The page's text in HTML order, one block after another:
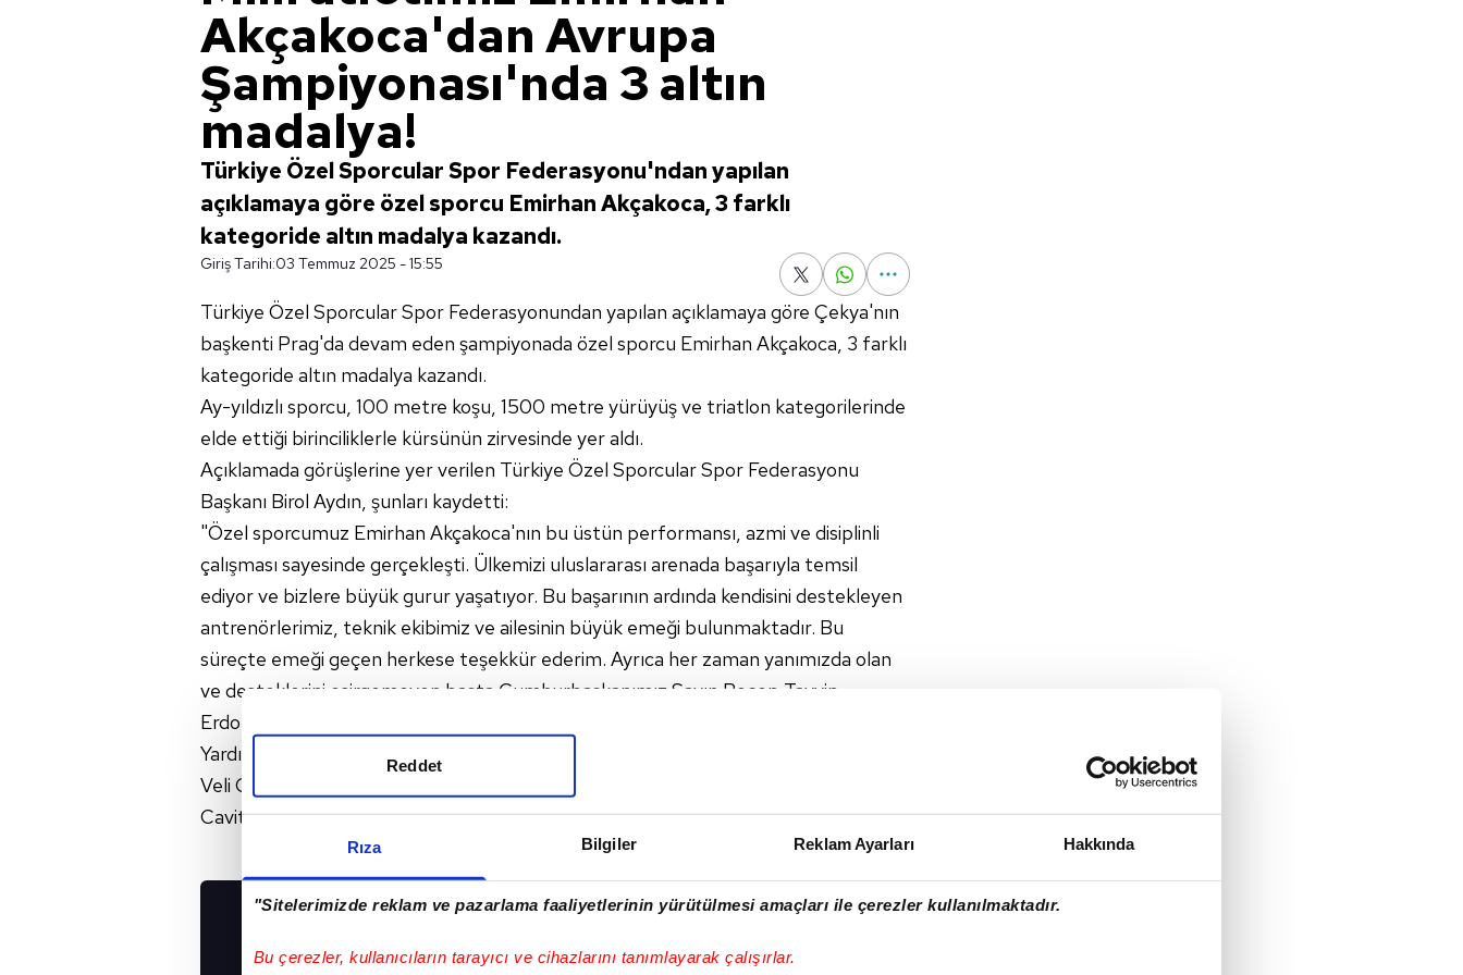
Rıza Bilgiler Reklam Ayarları Hakkında
"Sitelerimizde reklam ve pazarlama faaliyetlerinin yürütülmesi amaçları ile çerezler kullanılmaktadır.
Bu çerezler, kullanıcıların tarayıcı ve cihazlarını tanımlayarak çalışırlar.
Reddet
Akçakoca'dan Avrupa
Şampiyonası'nda 3 altın
madalya!
Türkiye Özel Sporcular Spor Federasyonu'ndan yapılan
açıklamaya göre özel sporcu Emirhan Akçakoca, 3 farklı
kategoride altın madalya kazandı.
Giriş Tarihi:03 Temmuz 2025 - 15:55
Türkiye Özel Sporcular Spor Federasyonundan yapılan açıklamaya göre Çekya'nın
başkenti Prag'da devam eden şampiyonada özel sporcu Emirhan Akçakoca, 3 farklı
kategoride altın madalya kazandı.
Ay-yıldızlı sporcu, 100 metre koşu, 1500 metre yürüyüş ve triatlon kategorilerinde
elde ettiği birinciliklerle kürsünün zirvesinde yer aldı.
Açıklamada görüşlerine yer verilen Türkiye Özel Sporcular Spor Federasyonu
Başkanı Birol Aydın, şunları kaydetti:
"Özel sporcumuz Emirhan Akçakoca'nın bu üstün performansı, azmi ve disiplinli
çalışması sayesinde gerçekleşti. Ülkemizi uluslararası arenada başarıyla temsil
ediyor ve bizlere büyük gurur yaşatıyor. Bu başarının ardında kendisini destekleyen
antrenörlerimiz, teknik ekibimiz ve ailesinin büyük emeği bulunmaktadır. Bu
süreçte emeği geçen herkese teşekkür ederim. Ayrıca her zaman yanımızda olan
ve desteklerini esirgemeyen başta Cumhurbaşkanımız Sayın Recep Tayyip
Erdoğan'a, Gençlik ve Spor Bakanımız Sayın Osman Aşkın Bak'a, Bakan
Yardımcımız Sayın Hamza Yerlikaya'ya, Spor Hizmetleri Genel Müdürümüz Sayın
Veli Ozan Çakır'a ve Tureks Turunç Madencilik Başkan Yardımcısı Sayın Osman
Cavit Turunç'a şükranlarımı iletiyorum."
İNDİRİN!